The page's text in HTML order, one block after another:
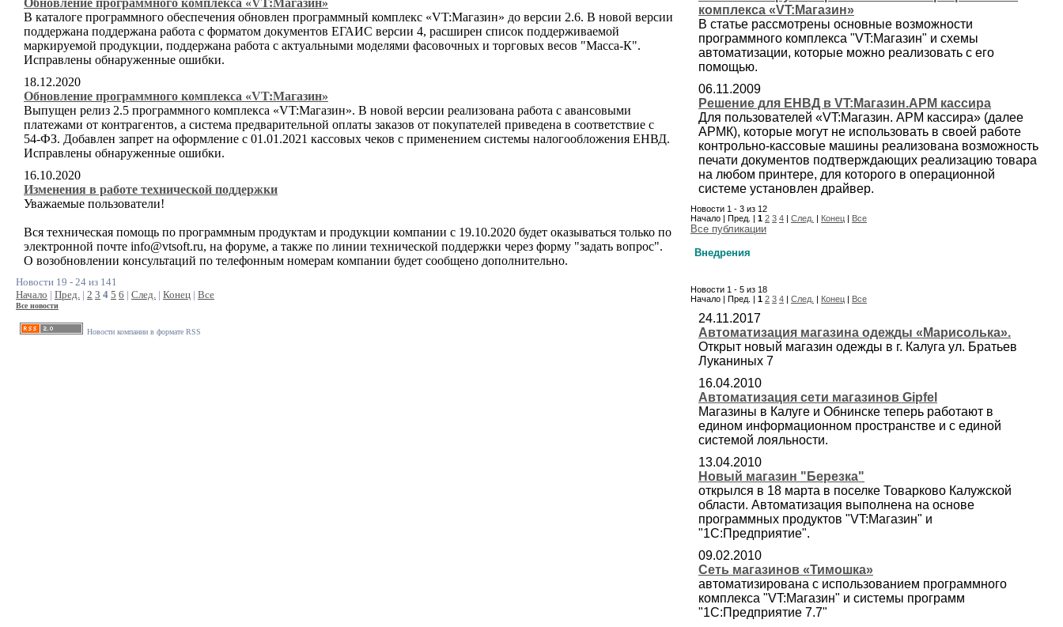
Обновление программного комплекса «VT:Магазин»
В каталоге программного обеспечения обновлен программный комплекс «VT:Магазин» до версии 2.6. В новой версии
поддержана поддержана работа с форматом документов ЕГАИС версии 4, расширен список поддерживаемой
маркируемой продукции, поддержана работа с актуальными моделями фасовочных и торговых весов "Масса-К".
Исправлены обнаруженные ошибки.
18.12.2020
Обновление программного комплекса «VT:Магазин»
Выпущен релиз 2.5 программного комплекса «VT:Магазин». В новой версии реализована работа с авансовыми
платежами от контрагентов, а система предварительной оплаты заказов от покупателей приведена в соответствие с
54-ФЗ. Добавлен запрет на оформление с 01.01.2021 кассовых чеков с применением системы налогообложения ЕНВД.
Исправлены обнаруженные ошибки.
16.10.2020
Изменения в работе технической поддержки
Уважаемые пользователи!
Вся техническая помощь по программным продуктам и продукции компании с 19.10.2020 будет оказываться только по
электронной почте info@vtsoft.ru, на форуме, а также по линии технической поддержки через форму "задать вопрос".
О возобновлении консультаций по телефонным номерам компании будет сообщено дополнительно.
Новости 19 - 24 из 141
Начало | Пред. | 2 3 4 5 6 | След. | Конец | Все
Все новости
Новости компании в формате RSS
комплекса «VT:Магазин»
В статье рассмотрены основные возможности
программного комплекса "VT:Магазин" и схемы
автоматизации, которые можно реализовать с его
помощью.
06.11.2009
Решение для ЕНВД в VT:Магазин.АРМ кассира
Для пользователей «VT:Магазин. АРМ кассира» (далее
АРМК), которые могут не использовать в своей работе
контрольно-кассовые машины реализована возможность
печати документов подтверждающих реализацию товара
на любом принтере, для которого в операционной
системе установлен драйвер.
Новости 1 - 3 из 12
Начало | Пред. | 1 2 3 4 | След. | Конец | Все
Все публикации
Внедрения
Новости 1 - 5 из 18
Начало | Пред. | 1 2 3 4 | След. | Конец | Все
24.11.2017
Автоматизация магазина одежды «Марисолька».
Открыт новый магазин одежды в г. Калуга ул. Братьев
Луканиных 7
16.04.2010
Автоматизация сети магазинов Gipfel
Магазины в Калуге и Обнинске теперь работают в
едином информационном пространстве и с единой
системой лояльности.
13.04.2010
Новый магазин "Березка"
открылся в 18 марта в поселке Товарково Калужской
области. Автоматизация выполнена на основе
программных продуктов "VT:Магазин" и
"1С:Предприятие".
09.02.2010
Сеть магазинов «Тимошка»
автоматизирована с использованием программного
комплекса "VT:Магазин" и системы программ
"1С:Предприятие 7.7"